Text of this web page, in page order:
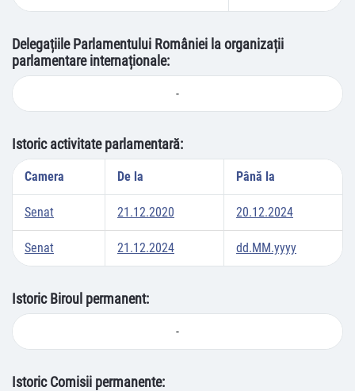
Delegațiile Parlamentului României la organizații
parlamentare internaționale:
-
Istoric activitate parlamentară:
Camera De la Până la
Senat 21.12.2020 20.12.2024
Senat 21.12.2024 dd.MM.yyyy
Istoric Biroul permanent:
-
Istoric Comisii permanente: